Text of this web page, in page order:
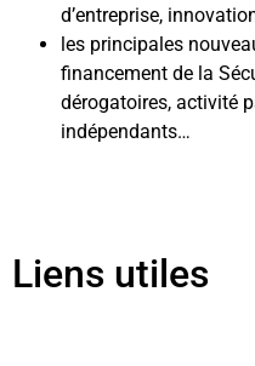
d’entreprise,
les principales
financement de la
dérogatoires, activité
indépendants…
Liens utiles